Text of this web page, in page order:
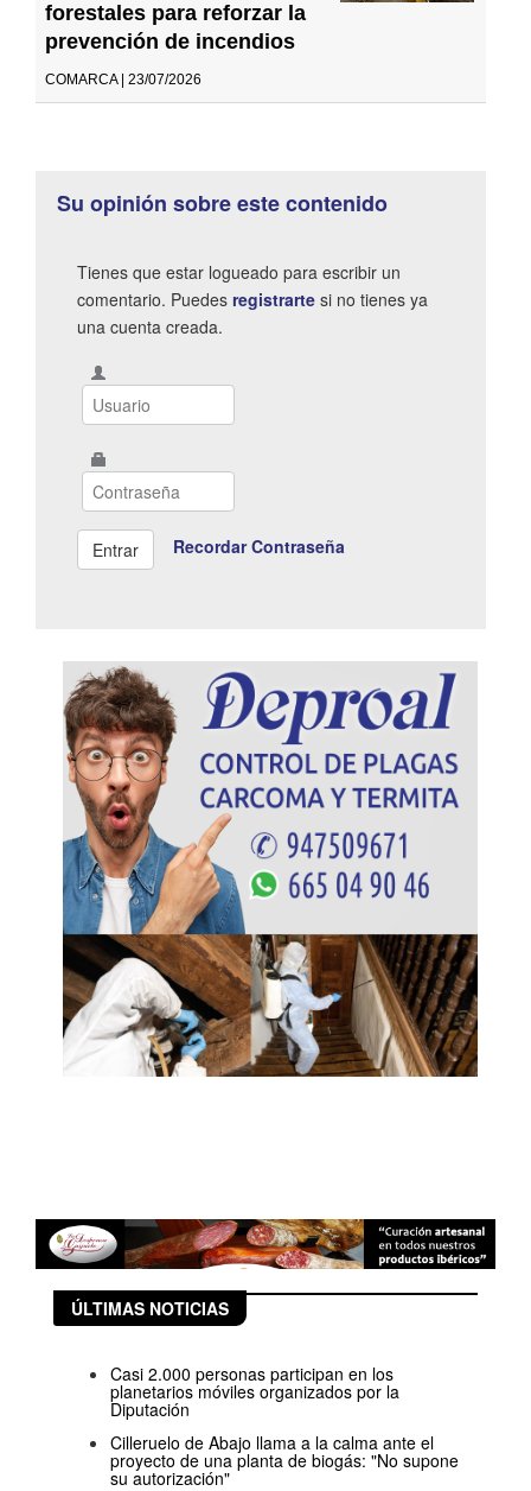
forestales para reforzar la
prevención de incendios
COMARCA | 23/07/2026
Su opinión sobre este contenido
Tienes que estar logueado para escribir un
comentario. Puedes registrarte si no tienes ya
una cuenta creada.
Recordar Contraseña
ÚLTIMAS NOTICIAS
Casi 2.000 personas participan en los
planetarios móviles organizados por la
Diputación
Cilleruelo de Abajo llama a la calma ante el
proyecto de una planta de biogás: "No supone
su autorización"